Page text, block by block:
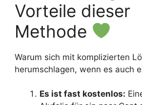
Vorteile dieser
Methode
Warum sich mit komplizierten
herumschlagen, wenn es auch
Es ist fast kostenlos: